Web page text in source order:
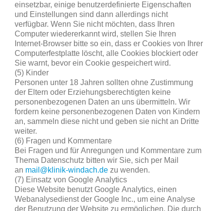
einsetzbar, einige benutzerdefinierte Eigenschaften
und Einstellungen sind dann allerdings nicht
verfügbar. Wenn Sie nicht möchten, dass Ihren
Computer wiedererkannt wird, stellen Sie Ihren
Internet-Browser bitte so ein, dass er Cookies von Ihrer
Computerfestplatte löscht, alle Cookies blockiert oder
Sie warnt, bevor ein Cookie gespeichert wird.
(5) Kinder
Personen unter 18 Jahren sollten ohne Zustimmung
der Eltern oder Erziehungsberechtigten keine
personenbezogenen Daten an uns übermitteln. Wir
fordern keine personenbezogenen Daten von Kindern
an, sammeln diese nicht und geben sie nicht an Dritte
weiter.
(6) Fragen und Kommentare
Bei Fragen und für Anregungen und Kommentare zum
Thema Datenschutz bitten wir Sie, sich per Mail
an mail@klinik-windach.de zu wenden.
(7) Einsatz von Google Analytics
Diese Website benutzt Google Analytics, einen
Webanalysedienst der Google Inc., um eine Analyse
der Benutzung der Website zu ermöglichen. Die durch